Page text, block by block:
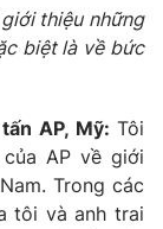
thiệu những
biệt là về bức
AP, Mỹ: Tôi
AP về giới
Trong các
tôi và anh trai